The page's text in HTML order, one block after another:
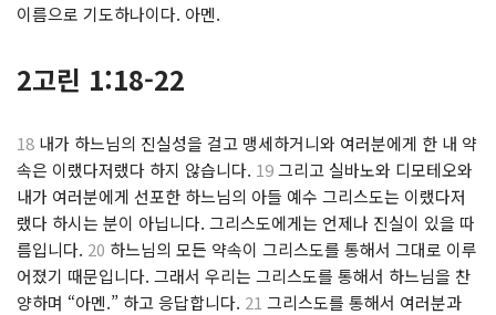
이름으로 기도하나이다. 아멘.
2고린 1:18-22
18 내가 하느님의 진실성을 걸고 맹세하거니와 여러분에게 한 내 약
속은 이랬다저랬다 하지 않습니다. 19그리고 실바노와 디모테오와
내가 여러분에게 선포한 하느님의 아들 예수 그리스도는 이랬다저
랬다 하시는 분이 아닙니다. 그리스도에게는 언제나 진실이 있을 따
름입니다. 20 하느님의 모든 약속이 그리스도를 통해서 그대로 이루
어졌기 때문입니다. 그래서 우리는 그리스도를 통해서 하느님을 찬
양하며 “아멘.” 하고 응답합니다. 21 그리스도를 통해서 여러분과